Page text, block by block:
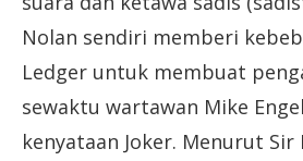
Nolan sendiri memberi
Ledger untuk membuat
sewaktu wartawan Mike
kenyataan Joker. Menurut Sir